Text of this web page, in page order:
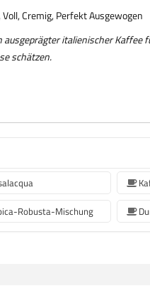
Cremig, Perfekt Ausgewogen
ausgeprägter italienischer Kaffee
schätzen.
Robusta-Mischung